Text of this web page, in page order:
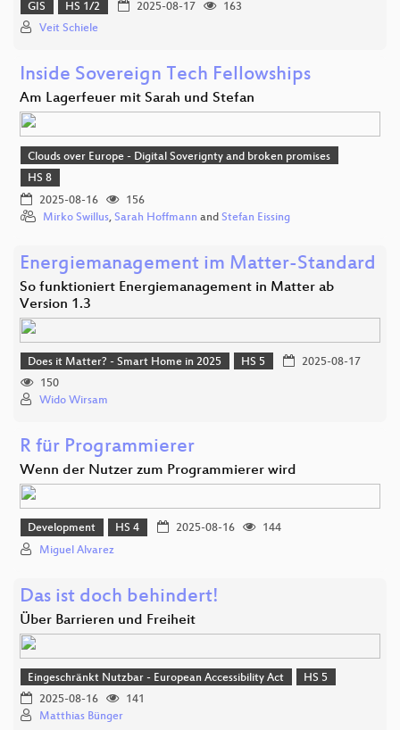
GIS HS 1/2 2025-08-17
163
Veit Schiele
Inside Sovereign Tech Fellowships
Am Lagerfeuer mit Sarah und Stefan
Clouds over Europe - Digital Soverignty and broken promises
HS 8
2025-08-16
156
Mirko Swillus, Sarah Hoffmann and Stefan Eissing
Energiemanagement im Matter-Standard
So funktioniert Energiemanagement in Matter ab
Version 1.3
Does it Matter? - Smart Home in 2025 HS 5
2025-08-17
150
Wido Wirsam
R für Programmierer
Wenn der Nutzer zum Programmierer wird
Development HS 4 2025-08-16
144
Miguel Alvarez
Das ist doch behindert!
Über Barrieren und Freiheit
Eingeschränkt Nutzbar - European Accessibility Act
HS 5
2025-08-16
141
Matthias Bünger